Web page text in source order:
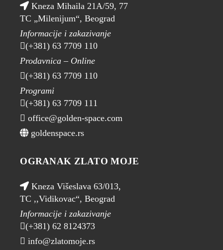
Kneza Mihaila 21A/59, 77
TC „Milenijum“, Beograd
Informacije i zakazivanje
(+381) 63 7709 110
Prodavnica – Online
(+381) 63 7709 110
Programi
(+381) 63 7709 111
office@golden-space.com
goldenspace.rs
OGRANAK ZLATO MOJE
Kneza Višeslava 63/013,
TC ,,Vidikovac“, Beograd
Informacije i zakazivanje
(+381) 62 8124373
info@zlatomoje.rs